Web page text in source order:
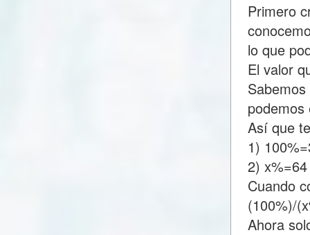
Primero
lo que
El valor
Así que
1)
2) x%=64
Cuando
(100%)/
Ahora